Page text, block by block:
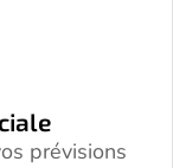
prévisions